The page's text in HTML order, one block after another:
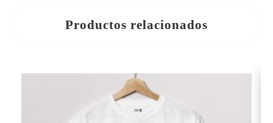
Productos relacionados